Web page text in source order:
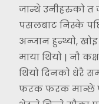
जान्थे उनीहरुको त
पसलबाट निस्के
अन्जान हुन्थ्यो,
माया थियो | नौ
थियो दिनको धेरै
फरक फरक मान्छे